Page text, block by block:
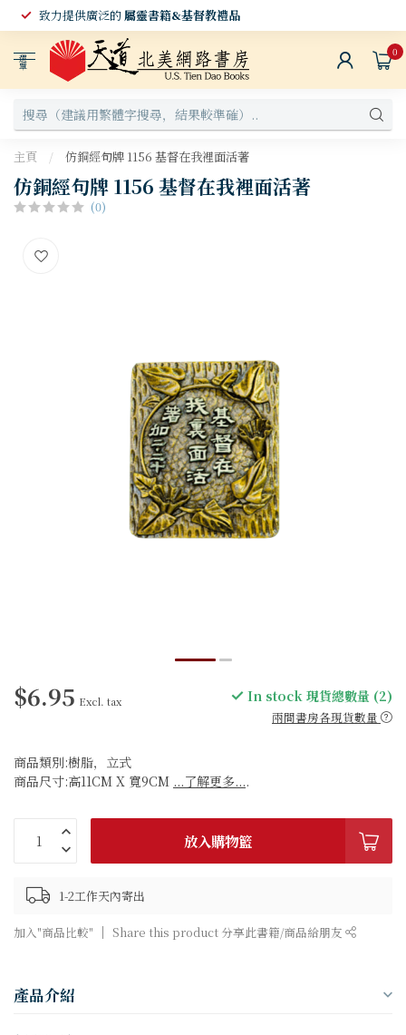
致力提供廣泛的屬靈書籍&基督教禮品
選
單
0
主頁 / 仿銅經句牌 1156 基督在我裡面活著
仿銅經句牌 1156 基督在我裡面活著
(0)
$6.95 Excl. tax In stock 現貨總數量 (2)
兩間書房各現貨數量
商品類別:樹脂，立式
商品尺寸:高11CM X 寬9CM ...了解更多....
放入購物籃
1-2工作天內寄出
加入"商品比較" Share this product 分享此書籍/商品給朋友
產品介紹